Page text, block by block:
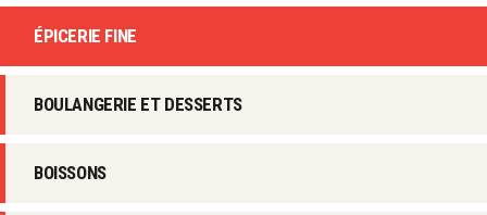
ÉPICERIE FINE
BOULANGERIE ET DESSERTS
BOISSONS